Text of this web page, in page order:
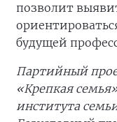
позволит
будущей
Партийный
«Крепкая
института